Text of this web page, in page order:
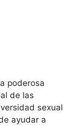
poderosa
de las
sexual
ayudar a